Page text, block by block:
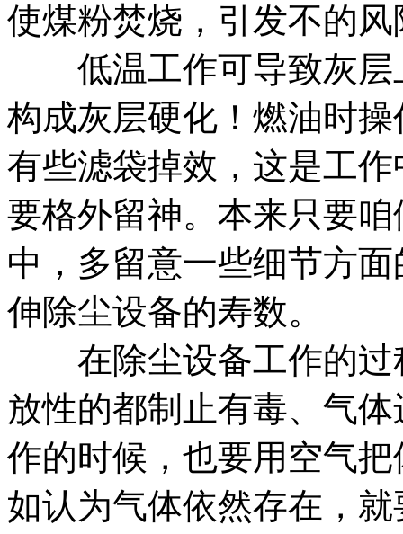
使煤粉焚烧，引发不的风
低温工作可导致灰层
构成灰层硬化！燃油时
有些滤袋掉效，这是工
要格外留神。本来只要
中，多留意一些细节方
伸除尘设备的寿数。
在除尘设备工作的过
放性的都制止有毒、气
作的时候，也要用空气
如认为气体依然存在，